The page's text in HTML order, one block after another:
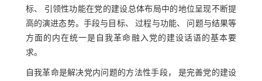
标、 引领性功能在党的建设总体布局中的地位呈现不断提
高的演进态势。手段与目标、 过程与功能、 问题与结果等
方面的内在统一是自我革命融入党的建设话语的基本要
求。
自我革命是解决党内问题的方法性手段， 是完善党的建设